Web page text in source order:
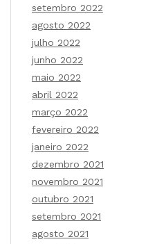
setembro 2022
agosto 2022
julho 2022
junho 2022
maio 2022
abril 2022
março 2022
fevereiro 2022
janeiro 2022
dezembro 2021
novembro 2021
outubro 2021
setembro 2021
agosto 2021